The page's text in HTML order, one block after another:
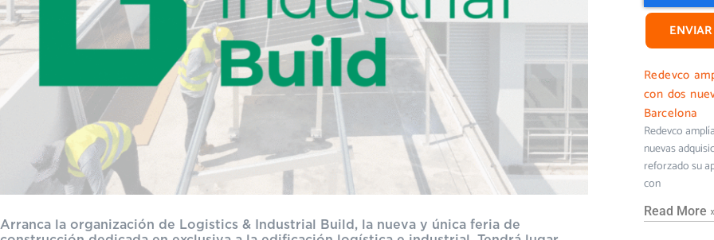
Arranca la organización de Logistics & Industrial Build, la nueva y única feria de
ENVIAR
Redevco
con dos
Barcelona
Redevco
nuevas
reforzado su
con
Read More